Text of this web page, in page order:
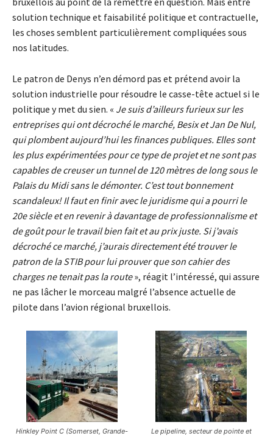
solution technique et faisabilité politique et contractuelle,
les choses semblent particulièrement compliquées sous
nos latitudes.
Le patron de Denys n’en démord pas et prétend avoir la
solution industrielle pour résoudre le casse-tête actuel si le
politique y met du sien. « Je suis d’ailleurs furieux sur les
entreprises qui ont décroché le marché, Besix et Jan De Nul,
qui plombent aujourd’hui les finances publiques. Elles sont
les plus expérimentées pour ce type de projet et ne sont pas
capables de creuser un tunnel de 120 mètres de long sous le
Palais du Midi sans le démonter. C’est tout bonnement
scandaleux! Il faut en finir avec le juridisme qui a pourri le
20e siècle et en revenir à davantage de professionnalisme et
de goût pour le travail bien fait et au prix juste. Si j’avais
décroché ce marché, j’aurais directement été trouver le
patron de la STIB pour lui prouver que son cahier des
charges ne tenait pas la route», réagit l’intéressé, qui assure
ne pas lâcher le morceau malgré l’absence actuelle de
pilote dans l’avion régional bruxellois.
Hinkley Point C (Somerset, Grande-
Le pipeline, secteur de pointe et